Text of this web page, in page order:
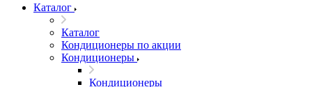
Каталог
Каталог
Кондиционеры по акции
Кондиционеры
Кондиционеры